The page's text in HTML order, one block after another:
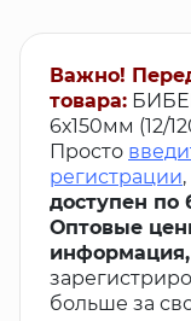
Важно!
товара:
6х150мм (12/
Просто
регистрации
доступен по
Оптовые
информация,
больше за